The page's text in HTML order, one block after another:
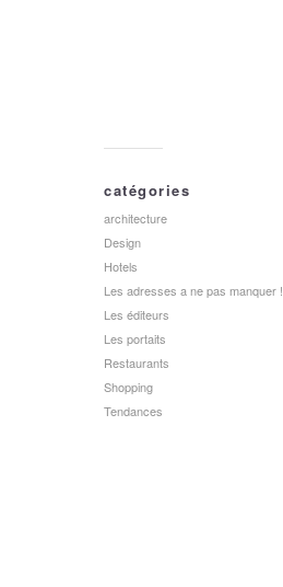
catégories
architecture
Design
Hotels
Les adresses a ne pas manquer !
Les éditeurs
Les portaits
Restaurants
Shopping
Tendances